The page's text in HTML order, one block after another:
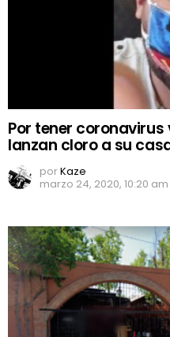
Por tener
lanzan cloro a su
porKaze
marzo 24, 2020, 10:20 am